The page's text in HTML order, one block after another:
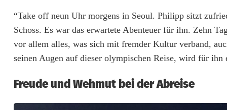
n
e
L
a
“Take off neun Uhr morgens in Seoul. Philipp sitzt
Schoss. Es war das erwartete Abenteuer für ihn. Zehn
vor allem alles, was sich mit fremder Kultur verband,
seinen Augen auf dieser olympischen Reise, wird für ihn
Freude und Wehmut bei der Abreise